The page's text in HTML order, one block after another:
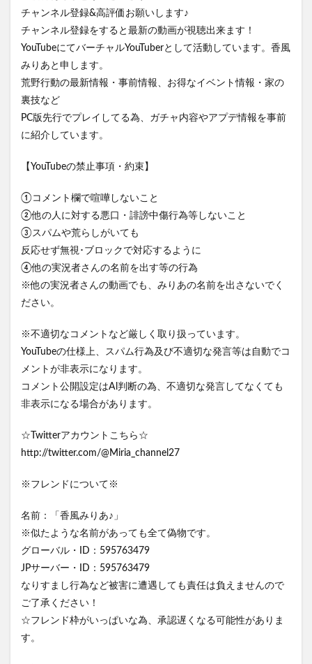
チャンネル登録&高評価お願いします♪
チャンネル登録をすると最新の動画が視聴出来ます！
YouTubeにてバーチャルYouTuberとして活動しています。香風
みりあと申します。
荒野行動の最新情報・事前情報、お得なイベント情報・家の
裏技など
PC版先行でプレイしてる為、ガチャ内容やアプデ情報を事前
に紹介しています。
【YouTubeの禁止事項・約束】
①コメント欄で喧嘩しないこと
②他の人に対する悪口・誹謗中傷行為等しないこと
③スパムや荒らしがいても
反応せず無視･ブロックで対応するように
④他の実況者さんの名前を出す等の行為
※他の実況者さんの動画でも、みりあの名前を出さないでく
ださい。
※不適切なコメントなど厳しく取り扱っています。
YouTubeの仕様上、スパム行為及び不適切な発言等は自動でコ
メントが非表示になります。
コメント公開設定はAl判断の為、不適切な発言してなくても
非表示になる場合があります。
☆Twitterアカウントこちら☆
http://twitter.com/@Miria_channel27
※フレンドについて※
名前：「香風みりあ♪」
※似たような名前があっても全て偽物です。
グローバル・ID：595763479
JPサーバー・ID：595763479
なりすまし行為など被害に遭遇しても責任は負えませんので
ご了承ください！
☆フレンド枠がいっぱいな為、承認遅くなる可能性がありま
す。